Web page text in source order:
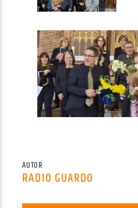
AUTOR
RADIO GUARDO